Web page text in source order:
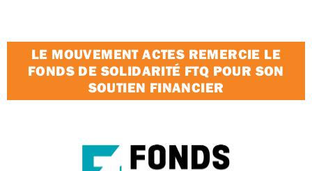
LE MOUVEMENT ACTES REMERCIE LE
FONDS DE SOLIDARITÉ FTQ POUR SON
SOUTIEN FINANCIER